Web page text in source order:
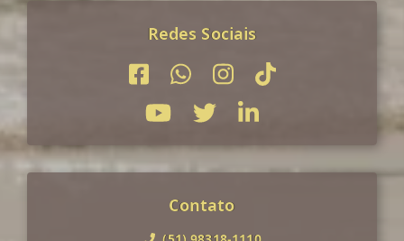
Redes Sociais
Contato